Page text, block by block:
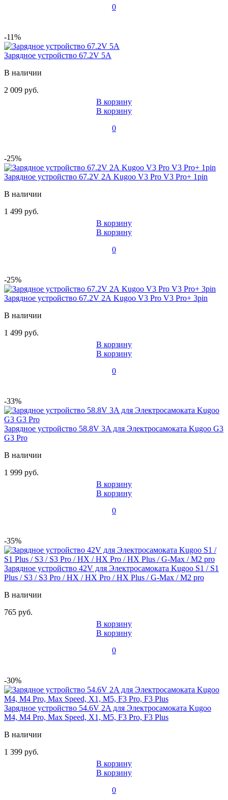
0
-11%
Зарядное устройство 67.2V 5А
В наличии
2 009 руб.
В корзину
В корзину
0
-25%
Зарядное устройство 67.2V 2А Kugoo V3 Pro V3 Pro+ 1pin
В наличии
1 499 руб.
В корзину
В корзину
0
-25%
Зарядное устройство 67.2V 2А Kugoo V3 Pro V3 Pro+ 3pin
В наличии
1 499 руб.
В корзину
В корзину
0
-33%
Зарядное устройство 58.8V 3A для Электросамоката Kugoo G3
G3 Pro
В наличии
1 999 руб.
В корзину
В корзину
0
-35%
Зарядное устройство 42V для Электросамоката Kugoo S1 / S1
Plus / S3 / S3 Pro / HX / HX Pro / HX Plus / G-Max / M2 pro
В наличии
765 руб.
В корзину
В корзину
0
-30%
Зарядное устройство 54.6V 2A для Электросамоката Kugoo
M4, M4 Pro, Max Speed, X1, M5, F3 Pro, F3 Plus
В наличии
1 399 руб.
В корзину
В корзину
0